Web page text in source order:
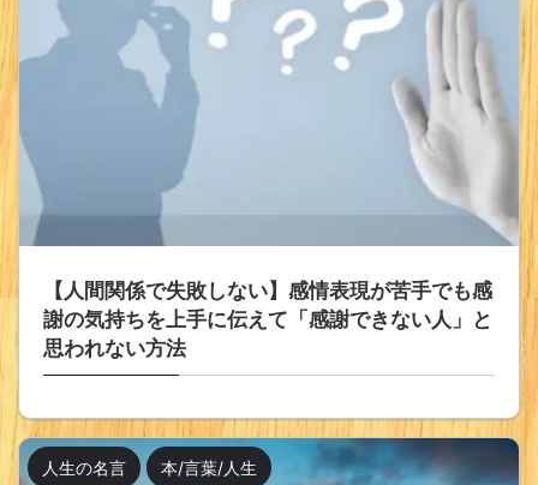
【人間関係で失敗しない】感情表現が苦手でも感
謝の気持ちを上手に伝えて「感謝できない人」と
思われない方法
人生の名言 本/言葉/人生